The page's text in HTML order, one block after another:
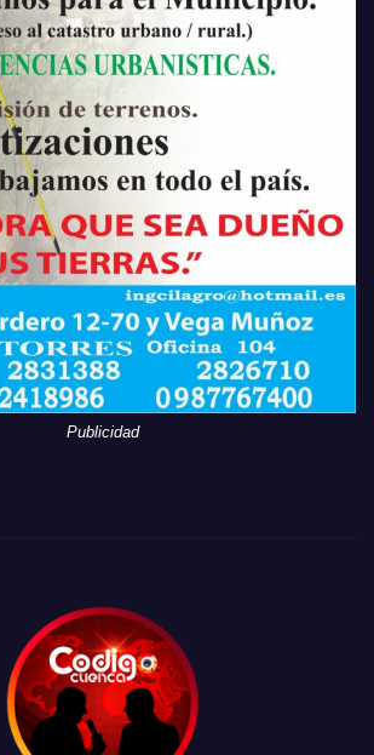
Publicidad